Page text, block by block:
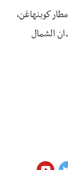
كوبنهاغن،
الشمال